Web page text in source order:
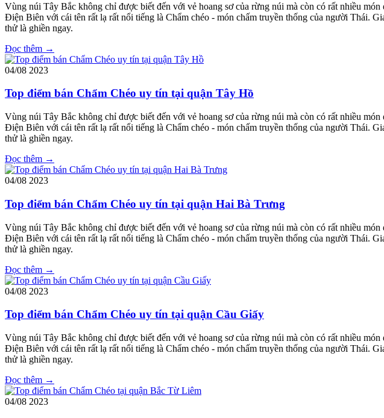
Vùng núi Tây Bắc không chỉ được biết đến với vẻ hoang sơ của rừng núi mà còn có rất nhiều
Điện Biên với cái tên rất lạ rất nổi tiếng là Chẩm chéo - món chấm truyền thống của người Thái.
thử là ghiền ngay.
Đọc thêm →
04/08 2023
Top điểm bán Chẩm Chéo uy tín tại quận Tây Hồ
Vùng núi Tây Bắc không chỉ được biết đến với vẻ hoang sơ của rừng núi mà còn có rất nhiều
Điện Biên với cái tên rất lạ rất nổi tiếng là Chẩm chéo - món chấm truyền thống của người Thái.
thử là ghiền ngay.
Đọc thêm →
04/08 2023
Top điểm bán Chẩm Chéo uy tín tại quận Hai Bà Trưng
Vùng núi Tây Bắc không chỉ được biết đến với vẻ hoang sơ của rừng núi mà còn có rất nhiều
Điện Biên với cái tên rất lạ rất nổi tiếng là Chẩm chéo - món chấm truyền thống của người Thái.
thử là ghiền ngay.
Đọc thêm →
04/08 2023
Top điểm bán Chẩm Chéo uy tín tại quận Cầu Giấy
Vùng núi Tây Bắc không chỉ được biết đến với vẻ hoang sơ của rừng núi mà còn có rất nhiều
Điện Biên với cái tên rất lạ rất nổi tiếng là Chẩm chéo - món chấm truyền thống của người Thái.
thử là ghiền ngay.
Đọc thêm →
04/08 2023